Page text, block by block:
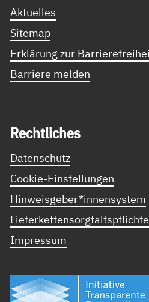
Aktuelles
Sitemap
Erklärung zur
Barriere melden
Recht­li­ches
Datenschutz
Cookie-Einstellungen
Hinweisgeber*innensystem
Impressum